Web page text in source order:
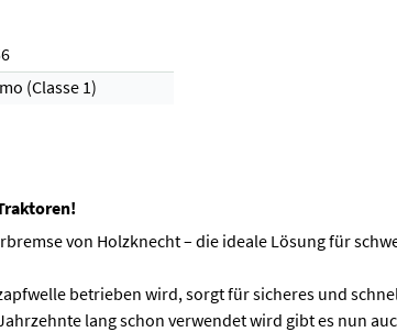
(Classe 1)
von Holzknecht – die ideale Lösung für
betrieben wird, sorgt für sicheres und
lang schon verwendet wird gibt es nun